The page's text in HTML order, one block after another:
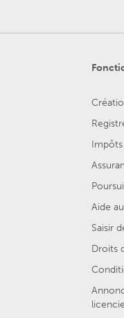
Impôts
Aide
Saisir
Droits